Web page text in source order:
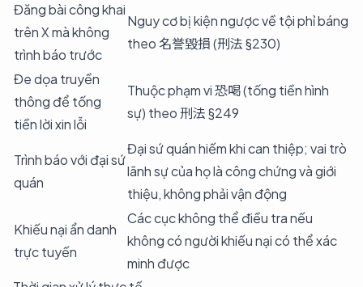
Đăng bài công khai
trên X mà không
trình báo trước
Nguy cơ bị kiện ngược về tội phỉ báng
theo 名誉毀損 (刑法 §230)
Đe dọa truyền
thông để tống
tiền lời xin lỗi
Thuộc phạm vi 恐喝 (tống tiền hình
sự) theo 刑法 §249
Trình báo với đại sứ
quán
Đại sứ quán hiếm khi can thiệp; vai trò
lãnh sự của họ là công chứng và giới
thiệu, không phải vận động
Khiếu nại ẩn danh
trực tuyến
Các cục không thể điều tra nếu
không có người khiếu nại có thể xác
minh được